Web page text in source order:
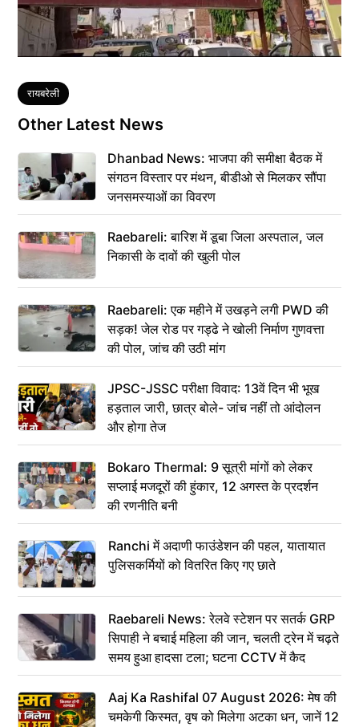
Tags
रायबरेली
Other Latest News
Dhanbad News: भाजपा की समीक्षा बैठक में
संगठन विस्तार पर मंथन, बीडीओ से मिलकर सौंपा
जनसमस्याओं का विवरण
Raebareli: बारिश में डूबा जिला अस्पताल, जल
निकासी के दावों की खुली पोल
Raebareli: एक महीने में उखड़ने लगी PWD की
सड़क! जेल रोड पर गड्ढे ने खोली निर्माण गुणवत्ता
की पोल, जांच की उठी मांग
JPSC-JSSC परीक्षा विवाद: 13वें दिन भी भूख
हड़ताल जारी, छात्र बोले- जांच नहीं तो आंदोलन
और होगा तेज
Bokaro Thermal: 9 सूत्री मांगों को लेकर
सप्लाई मजदूरों की हुंकार, 12 अगस्त के प्रदर्शन
की रणनीति बनी
Ranchi में अदाणी फाउंडेशन की पहल, यातायात
पुलिसकर्मियों को वितरित किए गए छाते
Raebareli News: रेलवे स्टेशन पर सतर्क GRP
सिपाही ने बचाई महिला की जान, चलती ट्रेन में चढ़ते
समय हुआ हादसा टला; घटना CCTV में कैद
Aaj Ka Rashifal 07 August 2026: मेष की
चमकेगी किस्मत, वृष को मिलेगा अटका धन, जानें 12